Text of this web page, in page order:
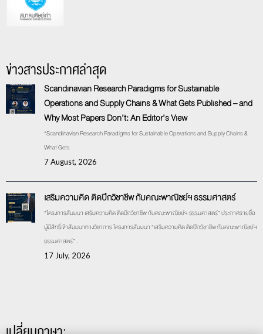
ข่าวสารประกาศล่าสุด
Scandinavian Research Paradigms for Sustainable
Operations and Supply Chains & What Gets Published – and
Why Most Papers Don’t: An Editor’s View
“Scandinavian Research Paradigms for Sustainable Operations and Supply Chains &
What Gets
7 August, 2026
เสริมความคิด ติดปีกวิชาชีพ กับคณะพาณิชย์ฯ ธรรมศาสตร์
“โครงการสัมมนา เสริมความคิด ติดปีกวิชาชีพ กับคณะพาณิชย์ฯ ธรรมศาสตร์” ประกาศรายชื่อ
ผู้มีสิทธิ์เข้าสัมมนาทางวิชาการ โครงการสัมมนา “เสริมความคิด ติดปีกวิชาชีพ กับคณะพาณิชย์ฯ
ธรรมศาสตร์” .
17 July, 2026